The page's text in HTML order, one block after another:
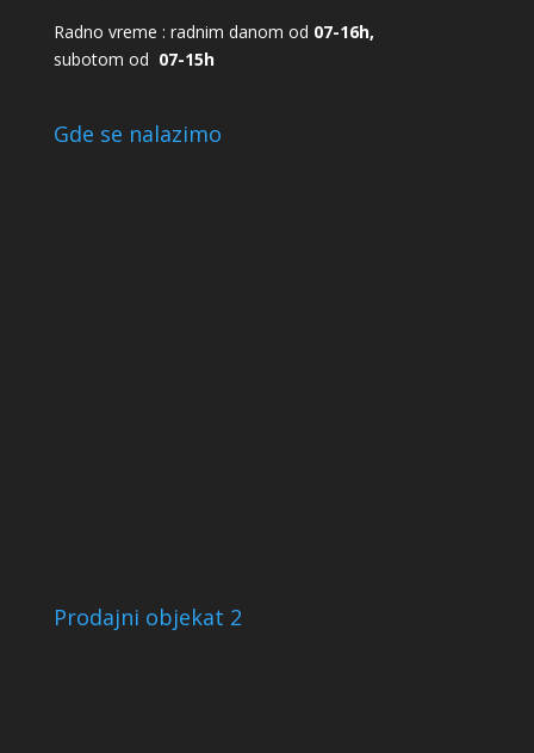
Radno vreme : radnim danom od 07-16h,
subotom od 07-15h
Gde se nalazimo
Prodajni objekat 2